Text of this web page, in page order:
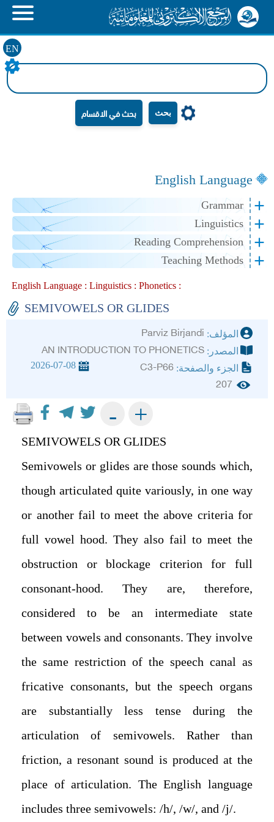
EN
بحث
English Language
Grammar
Linguistics
Reading Comprehension
Teaching Methods
English Language : Linguistics : Phonetics :
SEMIVOWELS OR GLIDES
المؤلف: Parviz Birjandi
المصدر: AN INTRODUCTION TO PHONETICS
الجزء والصفحة: C3-P66
2026-07-08
207
+
-
SEMIVOWELS OR GLIDES
Semivowels or glides are those sounds which,
though articulated quite variously, in one way
or another fail to meet the above criteria for
full vowel hood. They also fail to meet the
obstruction or blockage criterion for full
consonant-hood. They are, therefore,
considered to be an intermediate state
between vowels and consonants. They involve
the same restriction of the speech canal as
fricative consonants, but the speech organs
are substantially less tense during the
articulation of semivowels. Rather than
friction, a resonant sound is produced at the
place of articulation. The English language
includes three semivowels: /h/, /w/, and /j/.